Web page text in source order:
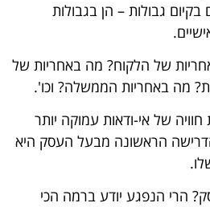
גבולות – הן בגבולות
של הלקוח? מה באחריות של
מה באחריות הממשלה? וכו'.
של אי-ודאות עמוקה יותר
הראשונה מבעל העסק היא
הרי הנפגע יודע ברמה הכי